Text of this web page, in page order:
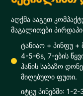
აღქმა ააგეთ
მაგალითები
ტანიაო + პინფუ
4-5-6s, 7-ების
ჰანის საბაზო
მიღებული ფუთი.
იტცუ პინებში: 1-